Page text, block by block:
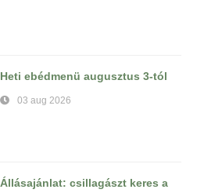
Heti ebédmenü augusztus 3-tól
03 aug 2026
Állásajánlat: csillagászt keres a